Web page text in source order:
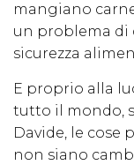
mangiano
un problema di
sicurezza
E proprio alla
tutto il mondo,
Davide, le cose
non siano